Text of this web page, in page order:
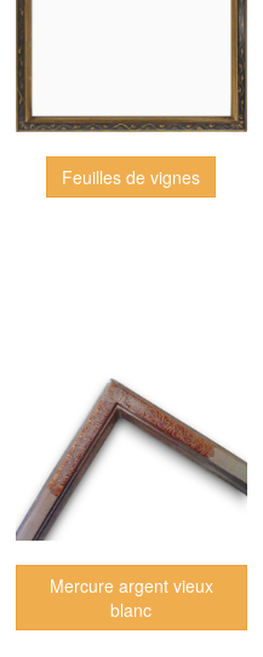
Feuilles de vignes
Mercure argent vieux
blanc